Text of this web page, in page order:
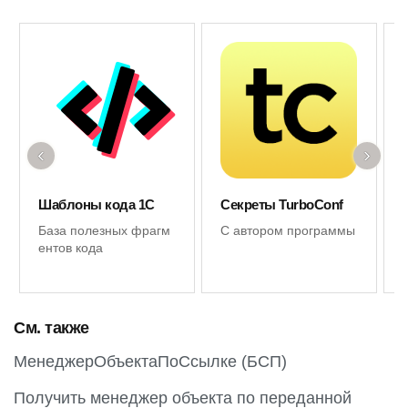
Шаблоны кода 1С
База полезных фрагм
ентов кода
Секреты TurboConf
С автором программы
‹ ›
См. также
МенеджерОбъектаПоСсылке (БСП)
Получить менеджер объекта по переданной